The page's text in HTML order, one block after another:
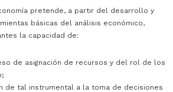
pretende, a partir del desarrollo y
básicas del análisis económico,
la capacidad de:
de asignación de recursos y del rol de los
de tal instrumental a la toma de decisiones